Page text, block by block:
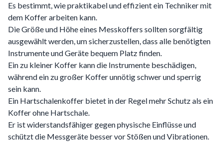
Es bestimmt, wie praktikabel und effizient ein Techniker mit
dem Koffer arbeiten kann.
Die Größe und Höhe eines Messkoffers sollten sorgfältig
ausgewählt werden, um sicherzustellen, dass alle benötigten
Instrumente und Geräte bequem Platz finden.
Ein zu kleiner Koffer kann die Instrumente beschädigen,
während ein zu großer Koffer unnötig schwer und sperrig
sein kann.
Ein Hartschalenkoffer bietet in der Regel mehr Schutz als ein
Koffer ohne Hartschale.
Er ist widerstandsfähiger gegen physische Einflüsse und
schützt die Messgeräte besser vor Stößen und Vibrationen.